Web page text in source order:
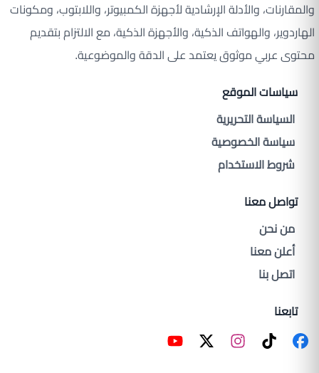
والمقارنات، والأدلة الإرشادية لأجهزة الكمبيوتر، واللابتوب، ومكونات
الهاردوير، والهواتف الذكية، والأجهزة الذكية، مع الالتزام بتقديم
محتوى عربي موثوق يعتمد على الدقة والموضوعية.
سياسات الموقع
السياسة التحريرية
سياسة الخصوصية
شروط الاستخدام
تواصل معنا
من نحن
أعلن معنا
اتصل بنا
تابعنا